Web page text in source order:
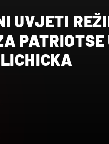
UVJETI
PATRIOTSE